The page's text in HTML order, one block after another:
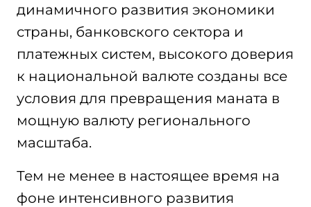
динамичного развития экономики
страны, банковского сектора и
платежных систем, высокого доверия
к национальной валюте созданы все
условия для превращения маната в
мощную валюту регионального
масштаба.
Тем не менее в настоящее время на
фоне интенсивного развития